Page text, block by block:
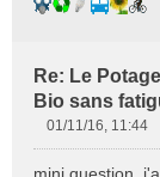
Re: Le
Bio sans
01/11/16, 11:44